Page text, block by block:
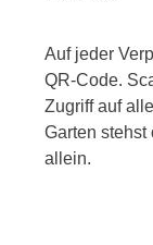
Auf jeder
QR-Code.
Zugriff auf alle
Garten stehst
allein.